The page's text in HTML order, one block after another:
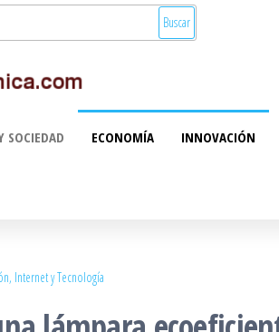
Comunicación
2.0
Valenciana:
turismo, cultura,
economía,
SOCIEDAD ECONOMÍA INNOVACIÓN
Internet y Tecnología